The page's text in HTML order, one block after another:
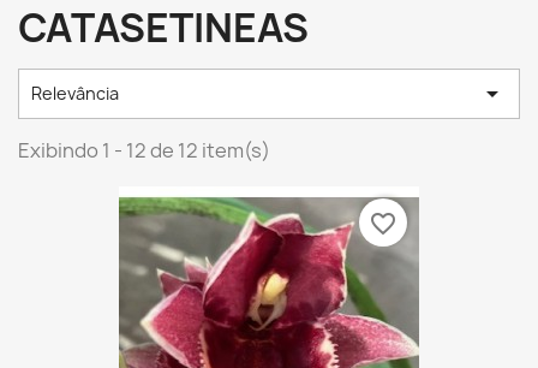
CATASETINEAS
Relevância 
Exibindo 1 - 12 de 12 item(s)
favorite_border